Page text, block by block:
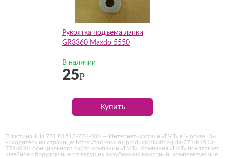
Рукоятка подъема лапки
GR3360 Maxdo 5550
В наличии
25Р
Купить
Пластина Juki 771 B1513-774-000 — Интернет-магазин «ТМТ» в Москве. Вы
находитесь на странице: https://tmt-msk.ru/product/plastina-juki-771-b1513-
774-000/ официального сайта компании «ТМТ». Компания «ТМТ» предлагает
швейное оборудование от ведущих зарубежных компаний, комплектующие